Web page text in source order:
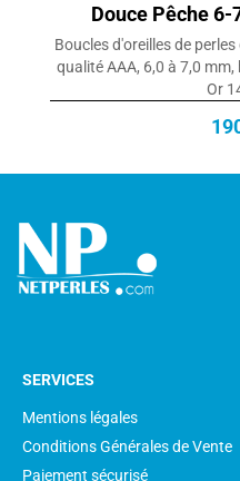
Douce Pêche
Boucles d'oreilles de
qualité AAA, 6,0 à 7,0
Or
SERVICES
Mentions légales
Conditions Générales de Vente
Paiement sécurisé